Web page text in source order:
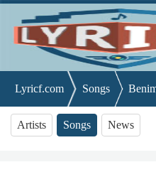
Lyricf.com Songs
Artists Songs News